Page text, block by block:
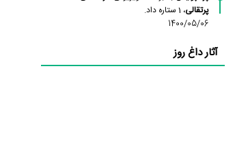
پرتقالی، 1 ستاره داد.
1400/05/06
آثار داغ روز